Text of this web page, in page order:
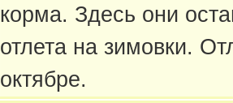
корма. Здесь они
отлета на зимовки.
октябре.